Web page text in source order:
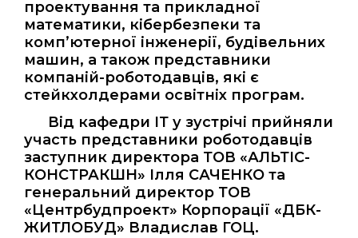
проектування та прикладної
математики, кібербезпеки та
комп’ютерної інженерії, будівельних
машин, а також представники
компаній-роботодавців, які є
стейкхолдерами освітніх програм.
Від кафедри ІТ у зустрічі прийняли
участь представники роботодавців
заступник директора ТОВ «АЛЬТІС-
КОНСТРАКШН» Ілля САЧЕНКО та
генеральний директор ТОВ
«Центрбудпроект» Корпорації «ДБК-
ЖИТЛОБУД» Владислав ГОЦ.